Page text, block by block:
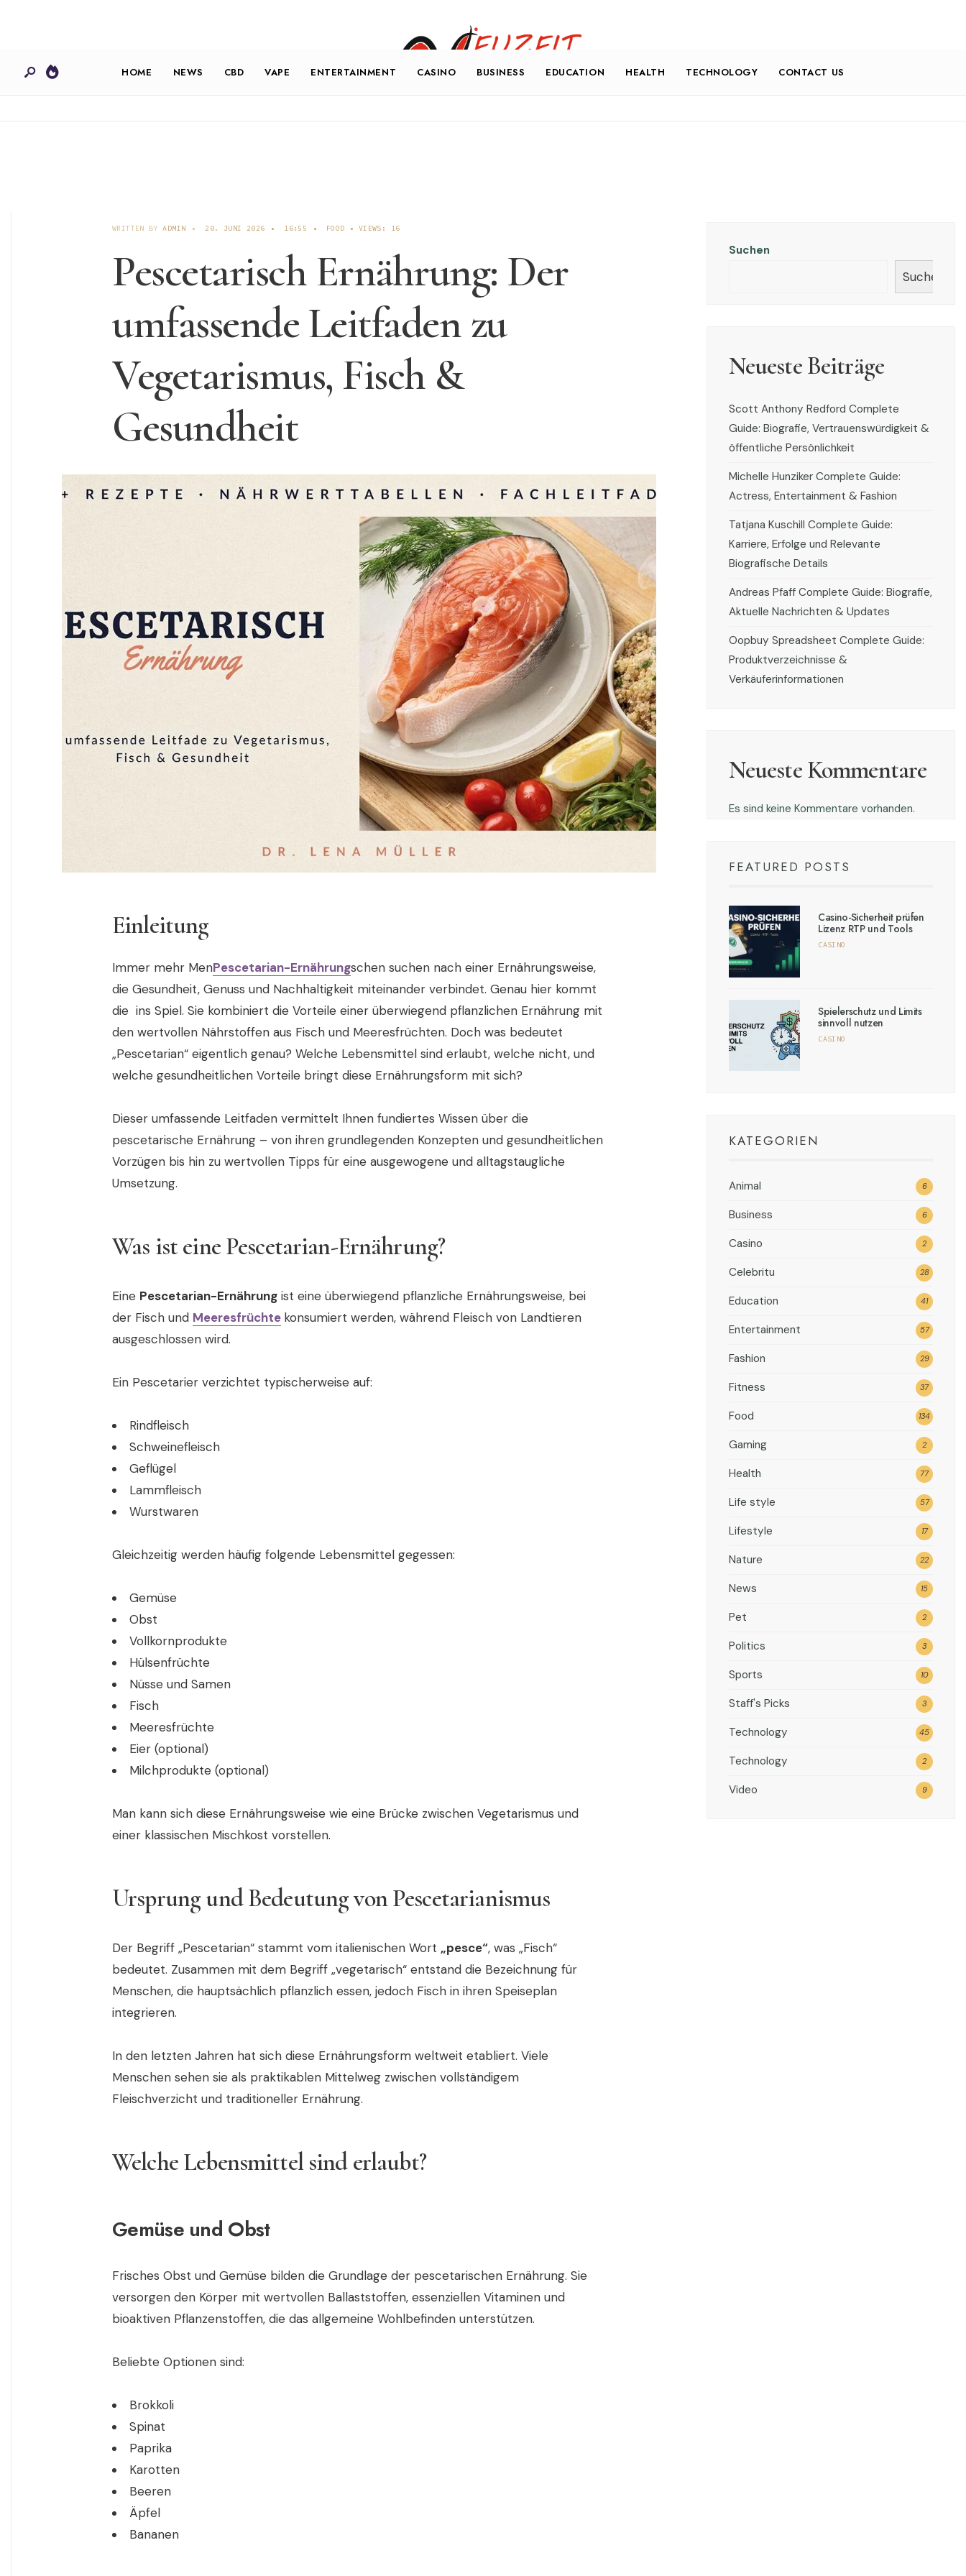
HOME NEWS CBD VAPE ENTERTAINMENT CASINO BUSINESS EDUCATION HEALTH TECHNOLOGY CONTACT US
WRITTEN BYADMIN • 20. JUNI 2026 • 16:55 • FOOD • VIEWS: 16
Pescetarisch Ernährung: Der
umfassende Leitfaden zu
Vegetarismus, Fisch &
Gesundheit
Einleitung
Immer mehr MenPescetarian-Ernährungschen suchen nach einer Ernährungsweise,
die Gesundheit, Genuss und Nachhaltigkeit miteinander verbindet. Genau hier kommt
die ins Spiel. Sie kombiniert die Vorteile einer überwiegend pflanzlichen Ernährung mit
den wertvollen Nährstoffen aus Fisch und Meeresfrüchten. Doch was bedeutet
„Pescetarian“ eigentlich genau? Welche Lebensmittel sind erlaubt, welche nicht, und
welche gesundheitlichen Vorteile bringt diese Ernährungsform mit sich?
Dieser umfassende Leitfaden vermittelt Ihnen fundiertes Wissen über die
pescetarische Ernährung – von ihren grundlegenden Konzepten und gesundheitlichen
Vorzügen bis hin zu wertvollen Tipps für eine ausgewogene und alltagstaugliche
Umsetzung.
Was ist eine Pescetarian-Ernährung?
Eine Pescetarian-Ernährung ist eine überwiegend pflanzliche Ernährungsweise, bei
der Fisch und Meeresfrüchte konsumiert werden, während Fleisch von Landtieren
ausgeschlossen wird.
Ein Pescetarier verzichtet typischerweise auf:
Rindfleisch
Schweinefleisch
Geflügel
Lammfleisch
Wurstwaren
Gleichzeitig werden häufig folgende Lebensmittel gegessen:
Gemüse
Obst
Vollkornprodukte
Hülsenfrüchte
Nüsse und Samen
Fisch
Meeresfrüchte
Eier (optional)
Milchprodukte (optional)
Man kann sich diese Ernährungsweise wie eine Brücke zwischen Vegetarismus und
einer klassischen Mischkost vorstellen.
Ursprung und Bedeutung von Pescetarianismus
Der Begriff „Pescetarian“ stammt vom italienischen Wort „pesce“, was „Fisch“
bedeutet. Zusammen mit dem Begriff „vegetarisch“ entstand die Bezeichnung für
Menschen, die hauptsächlich pflanzlich essen, jedoch Fisch in ihren Speiseplan
integrieren.
In den letzten Jahren hat sich diese Ernährungsform weltweit etabliert. Viele
Menschen sehen sie als praktikablen Mittelweg zwischen vollständigem
Fleischverzicht und traditioneller Ernährung.
Welche Lebensmittel sind erlaubt?
Gemüse und Obst
Frisches Obst und Gemüse bilden die Grundlage der pescetarischen Ernährung. Sie
versorgen den Körper mit wertvollen Ballaststoffen, essenziellen Vitaminen und
bioaktiven Pflanzenstoffen, die das allgemeine Wohlbefinden unterstützen.
Beliebte Optionen sind:
Brokkoli
Spinat
Paprika
Karotten
Beeren
Äpfel
Bananen
Suchen
Suchen
Neueste Beiträge
Scott Anthony Redford Complete
Guide: Biografie, Vertrauenswürdigkeit &
öffentliche Persönlichkeit
Michelle Hunziker Complete Guide:
Actress, Entertainment & Fashion
Tatjana Kuschill Complete Guide:
Karriere, Erfolge und Relevante
Biografische Details
Andreas Pfaff Complete Guide: Biografie,
Aktuelle Nachrichten & Updates
Oopbuy Spreadsheet Complete Guide:
Produktverzeichnisse &
Verkäuferinformationen
Neueste Kommentare
Es sind keine Kommentare vorhanden.
FEATURED POSTS
Casino-Sicherheit prüfen
Lizenz RTP und Tools
CASINO
Spielerschutz und Limits
sinnvoll nutzen
CASINO
KATEGORIEN
Animal 6
Business 6
Casino 2
Celebritu 28
Education 41
Entertainment 57
Fashion 29
Fitness 37
Food 134
Gaming 2
Health 77
Life style 57
Lifestyle 17
Nature 22
News 15
Pet 2
Politics 3
Sports 10
Staff's Picks 3
Technology 45
Technology 2
Video 9